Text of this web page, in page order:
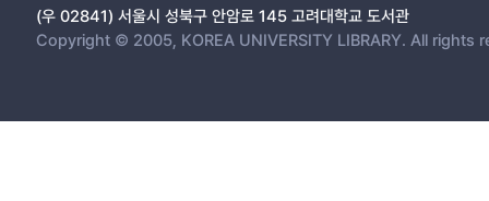
(우 02841) 서울시 성북구 안암로 145 고려대학교 도서관
Copyright © 2005, KOREA UNIVERSITY LIBRARY. All rights